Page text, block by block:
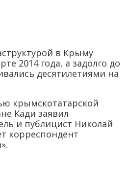
в Крыму
2014 года, а задолго до
десятилетиями на
крымскотатарской
Кади заявил
и публицист Николай
корреспондент